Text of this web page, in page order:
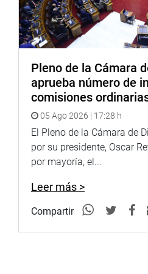
Pasco
Pleno de la Cámara
aprueba número de
comisiones
05 Ago 2026 | 17:28 h
El Pleno de la Cámara de
por su presidente, Oscar
por mayoría, el...
Leer más >
Compartir